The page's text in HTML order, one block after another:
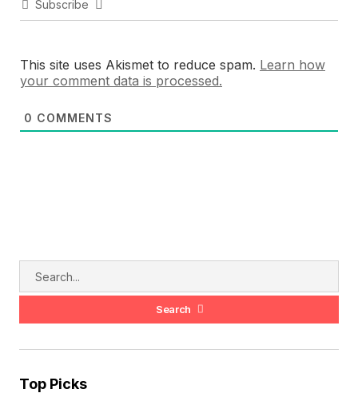
Subscribe
This site uses Akismet to reduce spam. Learn how
your comment data is processed.
0 COMMENTS
Search
Top Picks